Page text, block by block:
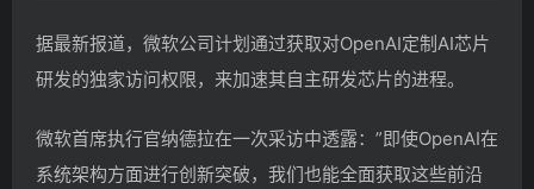
据最新报道，微软公司计划通过获取对OpenAI定制AI芯片
研发的独家访问权限，来加速其自主研发芯片的进程。
微软首席执行官纳德拉在一次采访中透露：”即使OpenAI在
系统架构方面进行创新突破，我们也能全面获取这些前沿